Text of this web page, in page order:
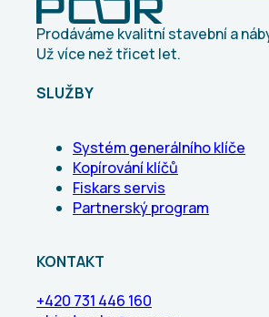
Prodáváme kvalitní stavební a
Už více než třicet let.
SLUŽBY
Systém generálního klíče
Kopírování klíčů
Fiskars servis
Partnerský program
KONTAKT
+420 731 446 160